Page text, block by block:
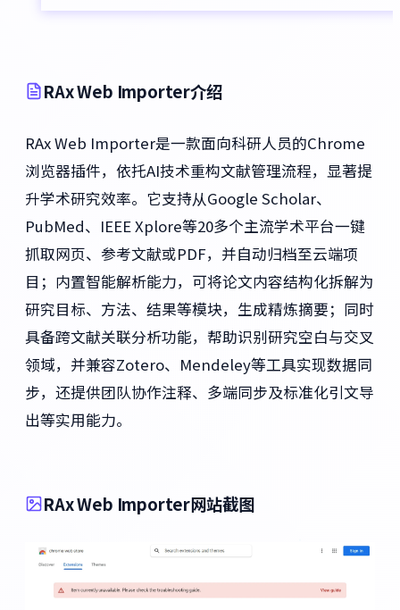
RAx Web Importer介绍
RAx Web Importer是一款面向科研人员的Chrome
浏览器插件，依托AI技术重构文献管理流程，显著提
升学术研究效率。它支持从Google Scholar、
PubMed、IEEE Xplore等20多个主流学术平台一键
抓取网页、参考文献或PDF，并自动归档至云端项
目；内置智能解析能力，可将论文内容结构化拆解为
研究目标、方法、结果等模块，生成精炼摘要；同时
具备跨文献关联分析功能，帮助识别研究空白与交叉
领域，并兼容Zotero、Mendeley等工具实现数据同
步，还提供团队协作注释、多端同步及标准化引文导
出等实用能力。
RAx Web Importer网站截图